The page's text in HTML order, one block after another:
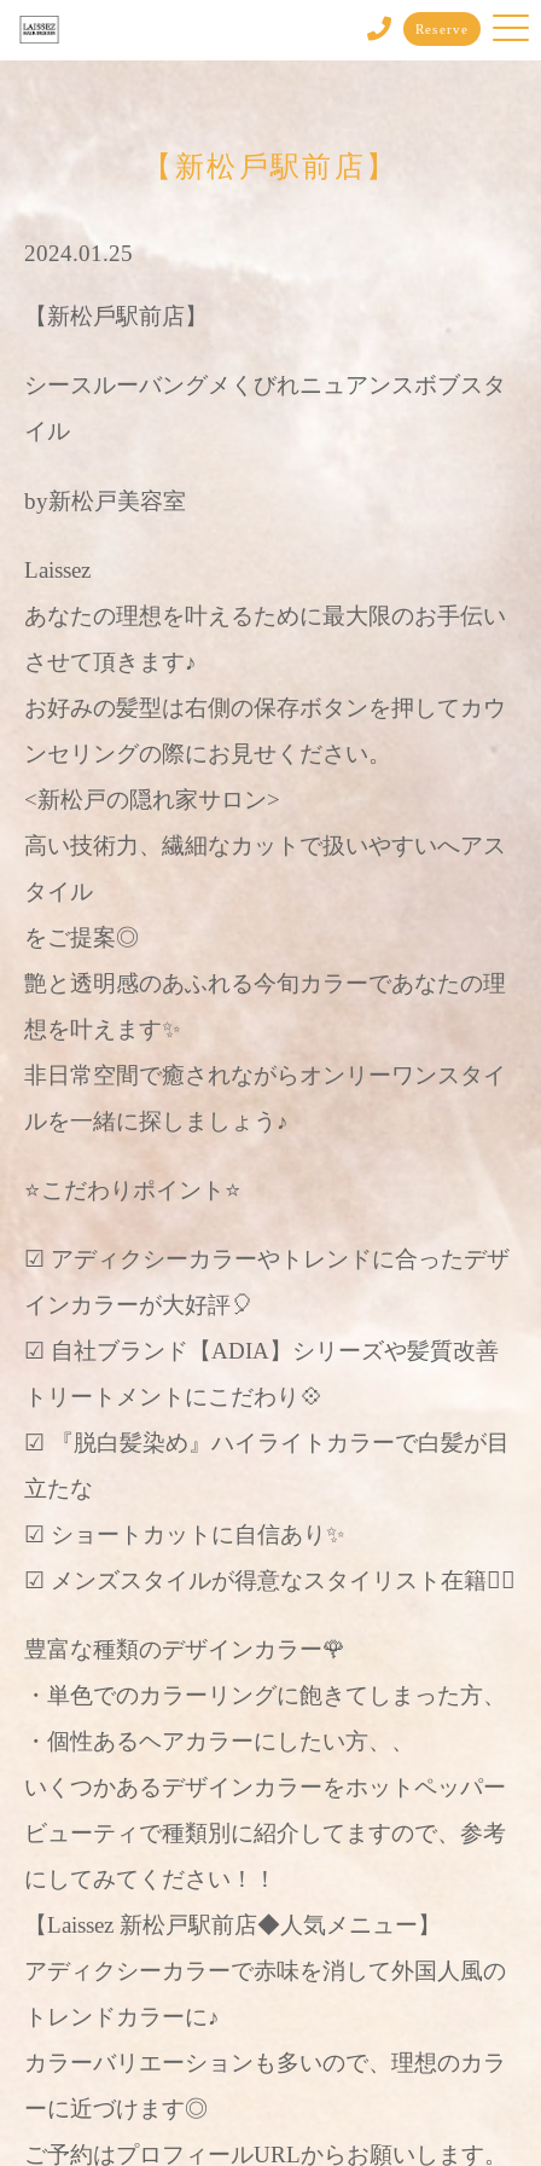
Reserve
【新松戶駅前店】
2024.01.25
【新松戶駅前店】
シースルーバングメくびれニュアンスボブスタ
イル
by新松戸美容室
Laissez
あなたの理想を叶えるために最大限のお手伝い
させて頂きます♪
お好みの髪型は右側の保存ボタンを押してカウ
ンセリングの際にお見せください。
<新松戸の隠れ家サロン>
高い技術力、繊細なカットで扱いやすいへアス
タイル
をご提案◎
艶と透明感のあふれる今旬カラーであなたの理
想を叶えます✨
非日常空間で癒されながらオンリーワンスタイ
ルを一緒に探しましょう♪
⭐️こだわりポイント⭐️
☑︎ アディクシーカラーやトレンドに合ったデザ
インカラーが大好評🎈
☑︎ 自社ブランド【ADIA】シリーズや髪質改善
トリートメントにこだわり💠
☑︎ 『脱白髪染め』ハイライトカラーで白髪が目
立たな
☑︎ ショートカットに自信あり✨
☑︎ メンズスタイルが得意なスタイリスト在籍🙆‍♂️
豊富な種類のデザインカラー🌹
・単色でのカラーリングに飽きてしまった方、
・個性あるヘアカラーにしたい方、、
いくつかあるデザインカラーをホットペッパー
ビューティで種類別に紹介してますので、参考
にしてみてください！！
【Laissez 新松戸駅前店◆人気メニュー】
アディクシーカラーで赤味を消して外国人風の
トレンドカラーに♪
カラーバリエーションも多いので、理想のカラ
ーに近づけます◎
ご予約はプロフィールURLからお願いします。